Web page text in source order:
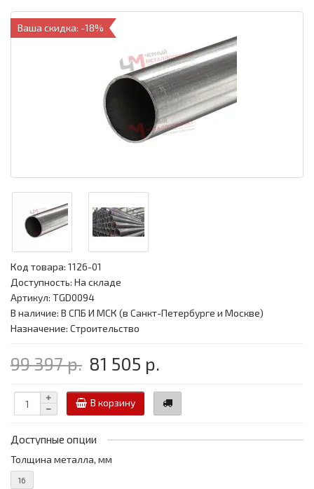
Ваша скидка: -18%
Код товара: 1126-01
Доступность: На складе
Артикул: TGD0094
В наличие: В СПБ И МСК (в Санкт-Петербурге и Москве)
Назначение: Строительство
99 397 р. 81 505 р.
В корзину
Доступные опции
Толщина металла, мм
16